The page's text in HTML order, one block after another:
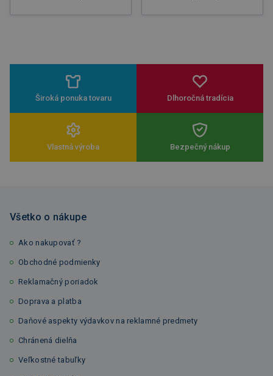
Široká ponuka tovaru Dlhoročná tradícia
Vlastná výroba Bezpečný nákup
Všetko o nákupe
Ako nakupovať ?
Obchodné podmienky
Reklamačný poriadok
Doprava a platba
Daňové aspekty výdavkov na reklamné predmety
Chránená dielňa
Veľkostné tabuľky